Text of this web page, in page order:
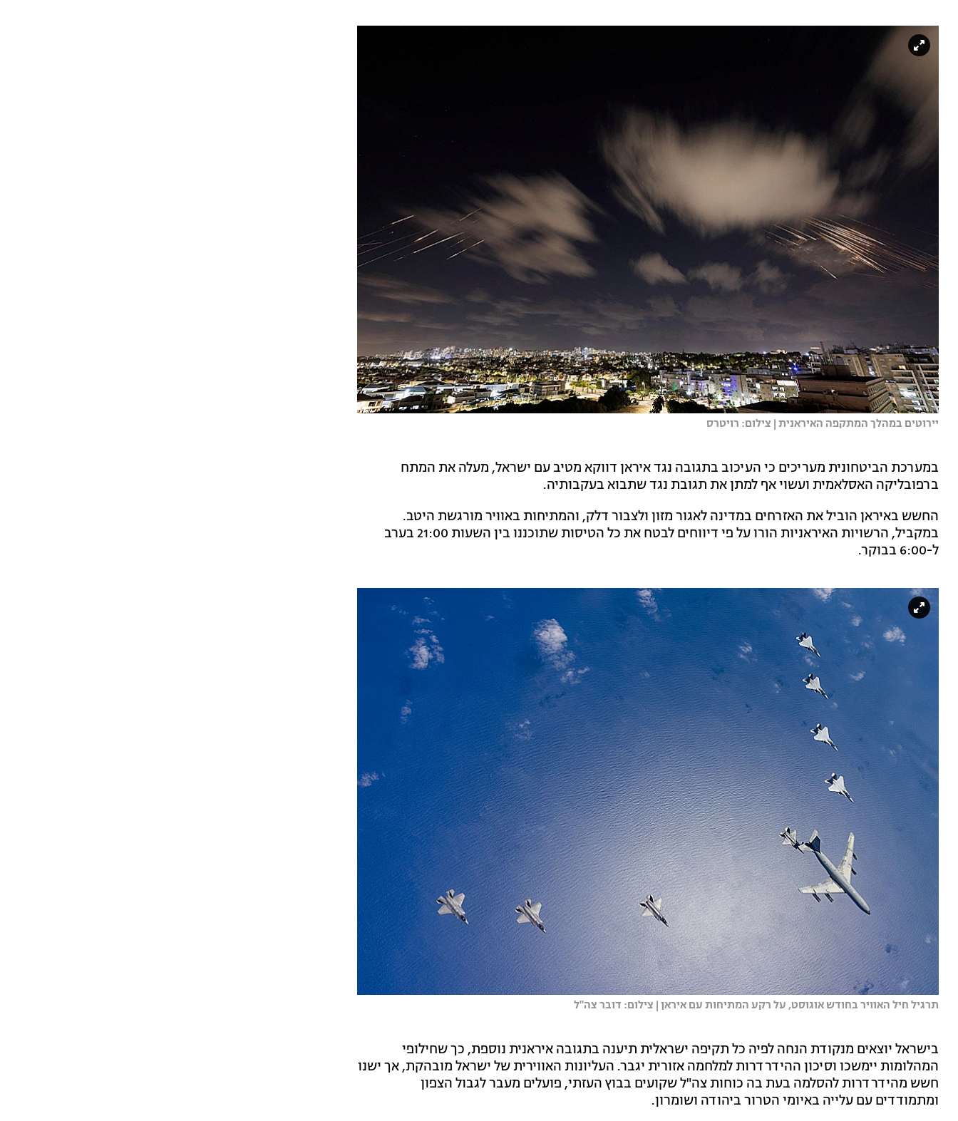
יירוטים במהלך המתקפה האיראנית | צילום: רויטרס
במערכת הביטחונית מעריכים כי העיכוב בתגובה נגד איראן דווקא מטיב עם ישראל, מעלה את המתח
ברפובליקה האסלאמית ועשוי אף למתן את תגובת נגד שתבוא בעקבותיה.
החשש באיראן הוביל את האזרחים במדינה לאגור מזון ולצבור דלק, והמתיחות באוויר מורגשת היטב.
במקביל, הרשויות האיראניות הורו על פי דיווחים לבטח את כל הטיסות שתוכננו בין השעות 21:00 בערב
ל-6:00 בבוקר.
תרגיל חיל האוויר בחודש אוגוסט, על רקע המתיחות עם איראן | צילום: דובר צה"ל
בישראל יוצאים מנקודת הנחה לפיה כל תקיפה ישראלית תיענה בתגובה איראנית נוספת, כך שחילופי
המהלומות יימשכו וסיכון ההידרדרות למלחמה אזורית יגבר. העליונות האווירית של ישראל מובהקת, אך ישנו
חשש מהידרדרות להסלמה בעת בה כוחות צה"ל שקועים בבוץ העזתי, פועלים מעבר לגבול הצפון
ומתמודדים עם עלייה באיומי הטרור ביהודה ושומרון.